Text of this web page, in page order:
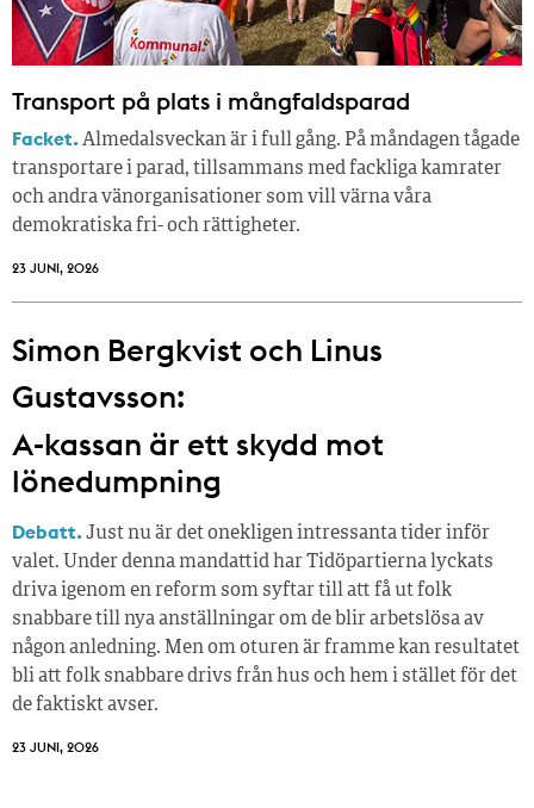
Transport på plats i mångfaldsparad
Facket.Almedalsveckan är i full gång. På måndagen tågade
transportare i parad, tillsammans med fackliga kamrater
och andra vänorganisationer som vill värna våra
demokratiska fri- och rättigheter.
23 JUNI, 2026
Simon Bergkvist och Linus
Gustavsson:
A-kassan är ett skydd mot
lönedumpning
Debatt.Just nu är det onekligen intressanta tider inför
valet. Under denna mandattid har Tidöpartierna lyckats
driva igenom en reform som syftar till att få ut folk
snabbare till nya anställningar om de blir arbetslösa av
någon anledning. Men om oturen är framme kan resultatet
bli att folk snabbare drivs från hus och hem i stället för det
de faktiskt avser.
23 JUNI, 2026